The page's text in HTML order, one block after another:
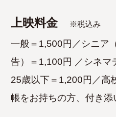
上映料金 ※税込み
一般＝1,500円／シニア
告）＝1,100円 ／ シネマ
25歳以下＝1,200円／高
帳をお持ちの方、付き